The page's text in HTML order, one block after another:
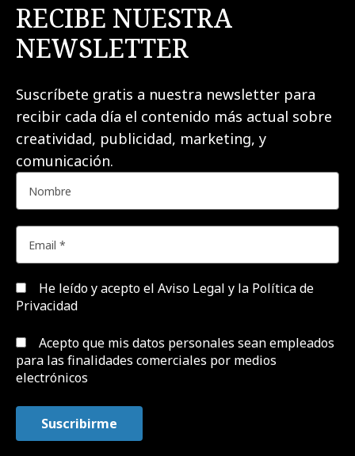
RECIBE NUESTRA
NEWSLETTER
Suscríbete gratis a nuestra newsletter para
recibir cada día el contenido más actual sobre
creatividad, publicidad, marketing, y
comunicación.
He leído y acepto el Aviso Legal y la Política de
Privacidad
Acepto que mis datos personales sean empleados
para las finalidades comerciales por medios
electrónicos